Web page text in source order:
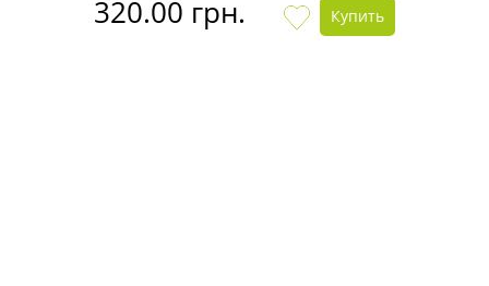
320.00 грн. Купить